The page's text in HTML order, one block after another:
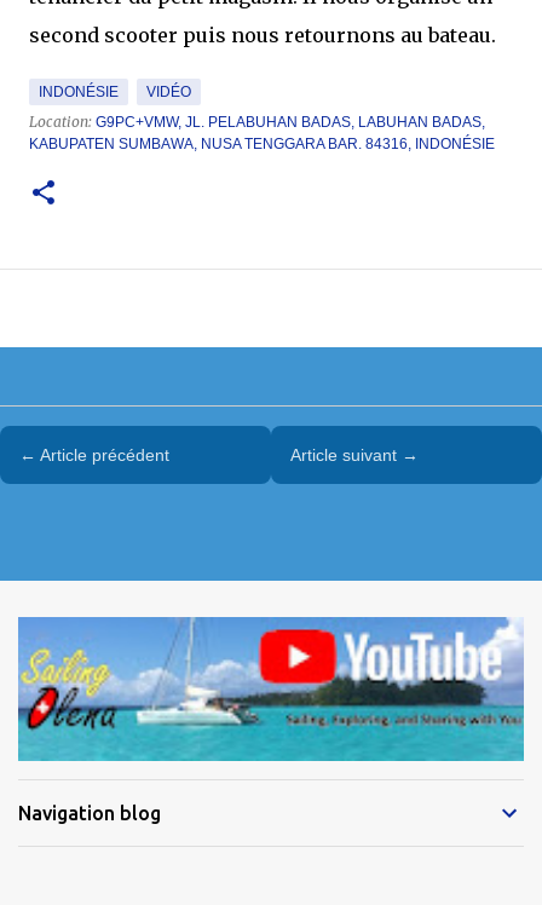
second scooter puis nous retournons au bateau.
INDONÉSIE VIDÉO
Location: G9PC+VMW, JL. PELABUHAN BADAS, LABUHAN BADAS,
KABUPATEN SUMBAWA, NUSA TENGGARA BAR. 84316, INDONÉSIE
← Article précédent Article suivant →
Navigation blog